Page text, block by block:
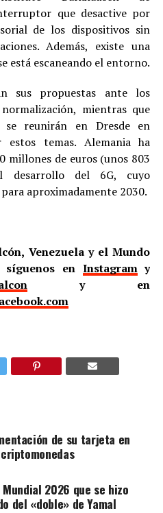
que desactive por
de los dispositivos sin
Además, existe una
está escaneando el entorno.
sus propuestas ante los
mientras que
se reunirán en Dresde en
estos temas. Alemania ha
millones de euros (unos 803
desarrollo del 6G, cuyo
aproximadamente 2030.
Venezuela y el Mundo
síguenos en Instagramy
y en
de su tarjeta en
2026 que se hizo
del «doble» de Yamal